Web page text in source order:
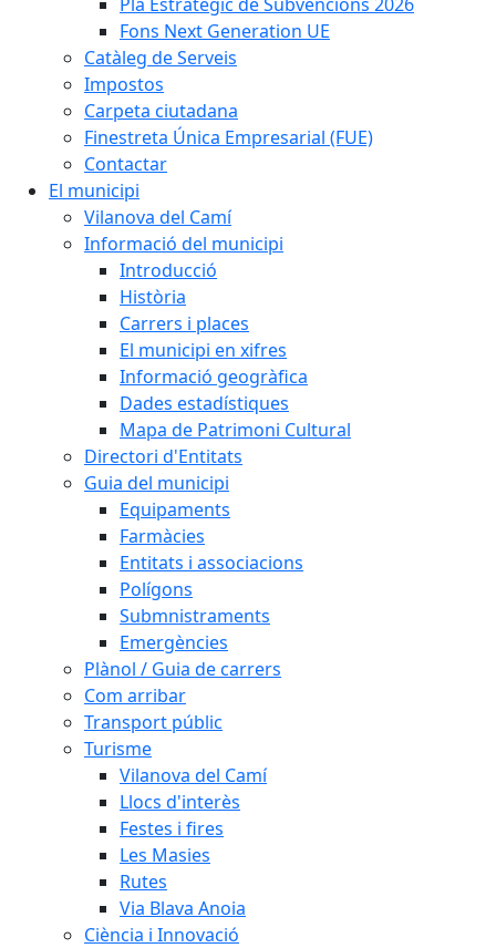
Fons Next Generation UE
Catàleg de Serveis
Impostos
Carpeta ciutadana
Finestreta Única Empresarial (FUE)
Contactar
El municipi
Vilanova del Camí
Informació del municipi
Introducció
Història
Carrers i places
El municipi en xifres
Informació geogràfica
Dades estadístiques
Mapa de Patrimoni Cultural
Directori d'Entitats
Guia del municipi
Equipaments
Farmàcies
Entitats i associacions
Polígons
Submnistraments
Emergències
Plànol / Guia de carrers
Com arribar
Transport públic
Turisme
Vilanova del Camí
Llocs d'interès
Festes i fires
Les Masies
Rutes
Via Blava Anoia
Ciència i Innovació